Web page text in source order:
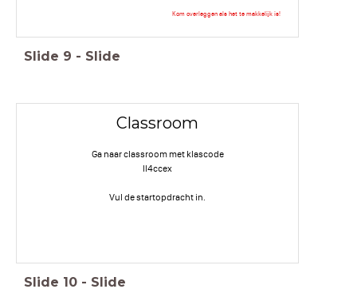
Kom overleggen als het te makkelijk is!
Slide 9 - Slide
Classroom
Ga naar classroom met klascode
ll4ccex
Vul de startopdracht in.
Slide 10 - Slide